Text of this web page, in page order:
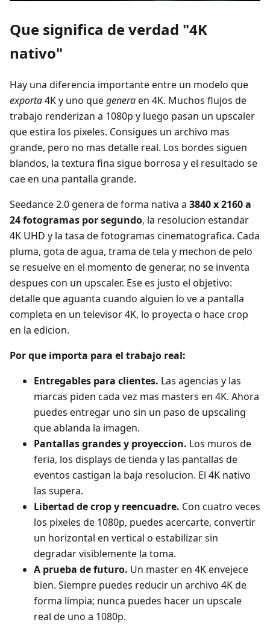
Que significa de verdad "4K
nativo"
Hay una diferencia importante entre un modelo que
exporta4K y uno quegeneraen 4K. Muchos flujos de
trabajo renderizan a 1080p y luego pasan un upscaler
que estira los pixeles. Consigues un archivo mas
grande, pero no mas detalle real. Los bordes siguen
blandos, la textura fina sigue borrosa y el resultado se
cae en una pantalla grande.
Seedance 2.0 genera de forma nativa a 3840 x 2160 a
24 fotogramas por segundo, la resolucion estandar
4K UHD y la tasa de fotogramas cinematografica. Cada
pluma, gota de agua, trama de tela y mechon de pelo
se resuelve en el momento de generar, no se inventa
despues con un upscaler. Ese es justo el objetivo:
detalle que aguanta cuando alguien lo ve a pantalla
completa en un televisor 4K, lo proyecta o hace crop
en la edicion.
Por que importa para el trabajo real:
Entregables para clientes. Las agencias y las
marcas piden cada vez mas masters en 4K. Ahora
puedes entregar uno sin un paso de upscaling
que ablanda la imagen.
Pantallas grandes y proyeccion. Los muros de
feria, los displays de tienda y las pantallas de
eventos castigan la baja resolucion. El 4K nativo
las supera.
Libertad de crop y reencuadre. Con cuatro veces
los pixeles de 1080p, puedes acercarte, convertir
un horizontal en vertical o estabilizar sin
degradar visiblemente la toma.
A prueba de futuro. Un master en 4K envejece
bien. Siempre puedes reducir un archivo 4K de
forma limpia; nunca puedes hacer un upscale
real de uno a 1080p.